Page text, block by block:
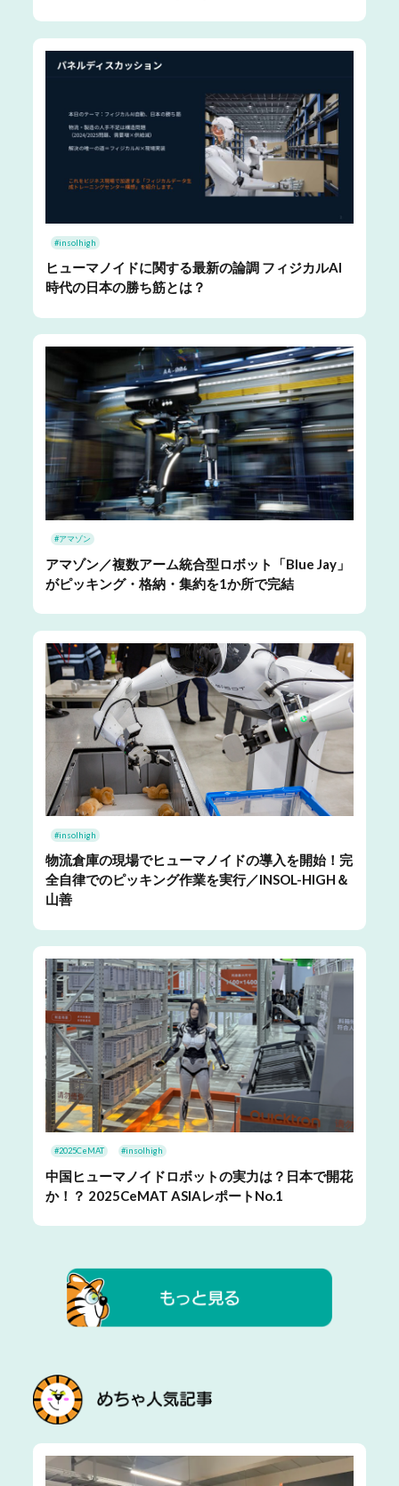
#insolhigh
ヒューマノイドに関する最新の論調 フィジカルAI
時代の日本の勝ち筋とは？
#アマゾン
アマゾン／複数アーム統合型ロボット「Blue Jay」
がピッキング・格納・集約を1か所で完結
#insolhigh
物流倉庫の現場でヒューマノイドの導入を開始！完
全自律でのピッキング作業を実行／INSOL-HIGH＆
山善
#2025CeMAT #insolhigh
中国ヒューマノイドロボットの実力は？日本で開花
か！？ 2025CeMAT ASIAレポートNo.1